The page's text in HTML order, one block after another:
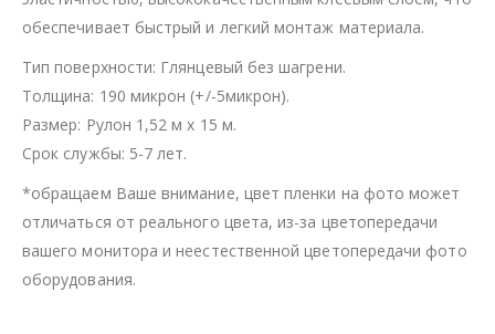
обеспечивает быстрый и легкий монтаж материала.
Тип поверхности: Глянцевый без шагрени.
Толщина: 190 микрон (+/-5микрон).
Размер: Рулон 1,52 м х 15 м.
Срок службы: 5-7 лет.
*обращаем Ваше внимание, цвет пленки на фото может
отличаться от реального цвета, из-за цветопередачи
вашего монитора и неестественной цветопередачи фото
оборудования.